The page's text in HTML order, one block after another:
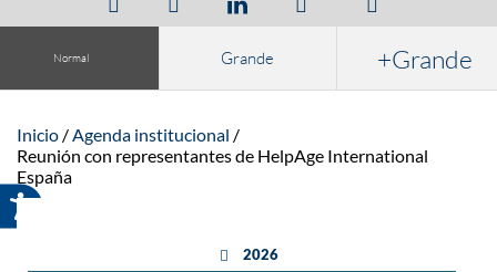
Normal Grande +Grande
Inicio
Agenda institucional
Reunión con representantes de HelpAge International
España
año anterior
2026